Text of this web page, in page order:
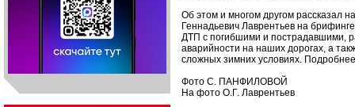
Об этом и многом другом рассказал
Геннадьевич Лаврентьев на
ДТП с погибшими и пострадавшими,
аварийности на наших дорогах, а
сложных зимних условиях.
Фото С. ПАНФИЛОВОЙ
На фото О.Г. Лаврентьев